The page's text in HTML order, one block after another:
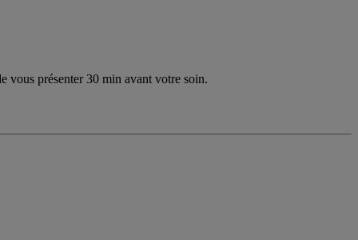
vous présenter 30 min avant votre soin.